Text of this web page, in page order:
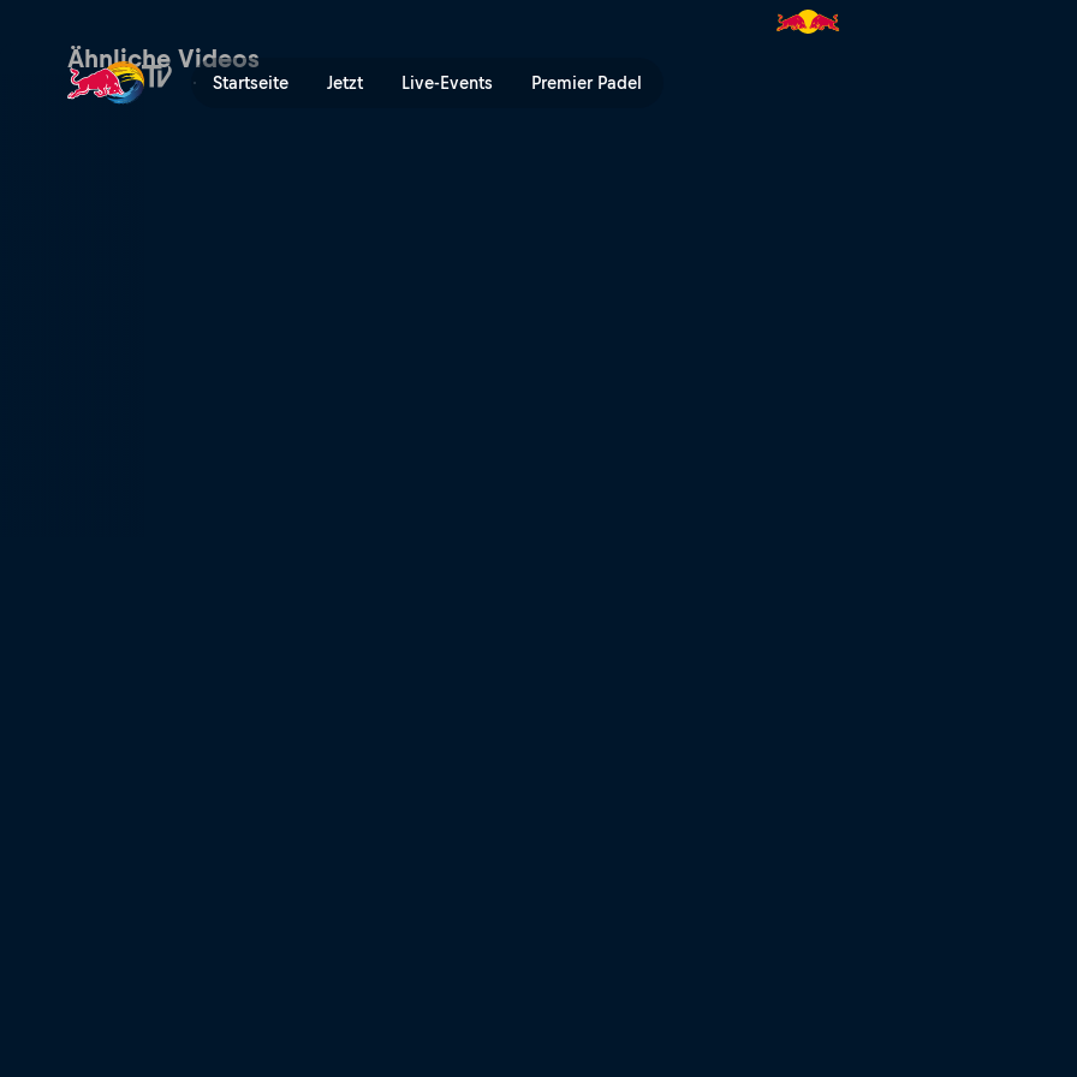
Startseite Jetzt Live-Events Premier Padel
Highliner auf dem höchsten Wasserfall der Welt | Red
Ähnliche Videos